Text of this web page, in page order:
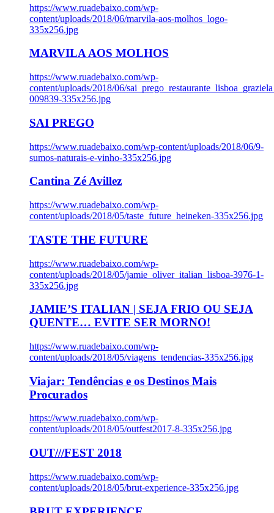
https://www.ruadebaixo.com/wp-
content/uploads/2018/06/marvila-aos-molhos_logo-
335x256.jpg
MARVILA AOS MOLHOS
https://www.ruadebaixo.com/wp-
content/uploads/2018/06/
009839-335x256.jpg
SAI PREGO
https://www.ruadebaixo.com/wp-content/uploads/2018/06/9-
sumos-naturais-e-vinho-335x256.jpg
Cantina Zé Avillez
https://www.ruadebaixo.com/wp-
content/uploads/2018/05/taste_future_heineken-335x256.jpg
TASTE THE FUTURE
https://www.ruadebaixo.com/wp-
content/uploads/2018/05/jamie_oliver_italian_lisboa-3976-1-
335x256.jpg
JAMIE’S ITALIAN | SEJA FRIO OU SEJA
QUENTE… EVITE SER MORNO!
https://www.ruadebaixo.com/wp-
content/uploads/2018/05/viagens_tendencias-335x256.jpg
Viajar: Tendências e os Destinos Mais
Procurados
https://www.ruadebaixo.com/wp-
content/uploads/2018/05/outfest2017-8-335x256.jpg
OUT///FEST 2018
https://www.ruadebaixo.com/wp-
content/uploads/2018/05/brut-experience-335x256.jpg